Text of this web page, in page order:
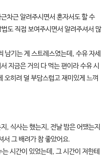
차근 알려주시면서 혼자서도 할 수
도 직접 보여주시면서 알려주셔서 많
기는 게 스트레스였는데, 수유 자세
지금은 거의 다 먹는 편이라 수유 시
오히려 덜 부담스럽고 재미있게 느껴
, 식사는 했는지, 전날 밤은 어땠는지
서 그 배려가 참 좋았어요.
시간이 있었는데, 그 시간이 저한테